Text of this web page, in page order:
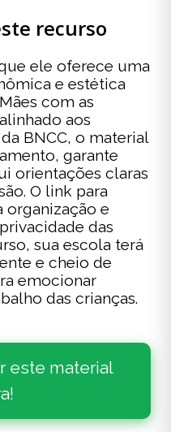
recurso
ele oferece uma
e estética
com as
aos
BNCC, o material
garante
orientações claras
O link para
e
das
sua escola terá
e cheio de
emocionar
das crianças.
este material